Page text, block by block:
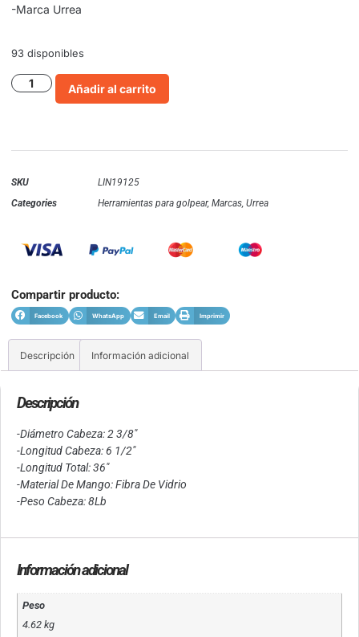
-Marca Urrea
93 disponibles
Añadir al carrito
SKU
LIN19125
Categories
Herramientas para golpear, Marcas Urrea
Compartir producto:
Facebook WhatsApp Email Imprimir
Descripción Información adicional
Descripción
-Diámetro Cabeza: 2 3/8″
-Longitud Cabeza: 6 1/2″
-Longitud Total: 36″
-Material De Mango: Fibra De Vidrio
-Peso Cabeza: 8Lb
Información adicional
Peso
4.62 kg